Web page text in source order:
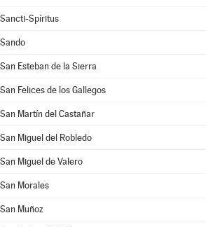
Sancti-Spíritus
Sando
San Esteban de la Sierra
San Felices de los Gallegos
San Martín del Castañar
San Miguel del Robledo
San Miguel de Valero
San Morales
San Muñoz